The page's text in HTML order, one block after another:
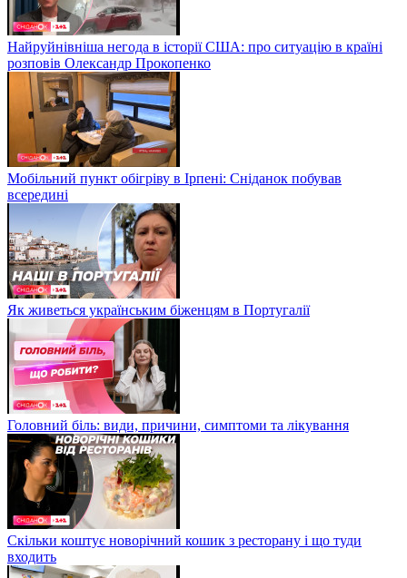
Найруйнівніша негода в історії США: про ситуацію в країні
розповів Олександр Прокопенко
Мобільний пункт обігріву в Ірпені: Сніданок побував
всередині
Як живеться українським біженцям в Португалії
Головний біль: види, причини, симптоми та лікування
Скільки коштує новорічний кошик з ресторану і що туди
входить